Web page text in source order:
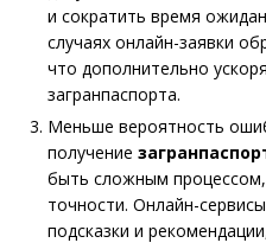
и сократить время
случаях онлайн-заявки
что дополнительно
загранпаспорта.
Меньше вероятность
получение
быть сложным
точности. Онлайн-
подсказки и